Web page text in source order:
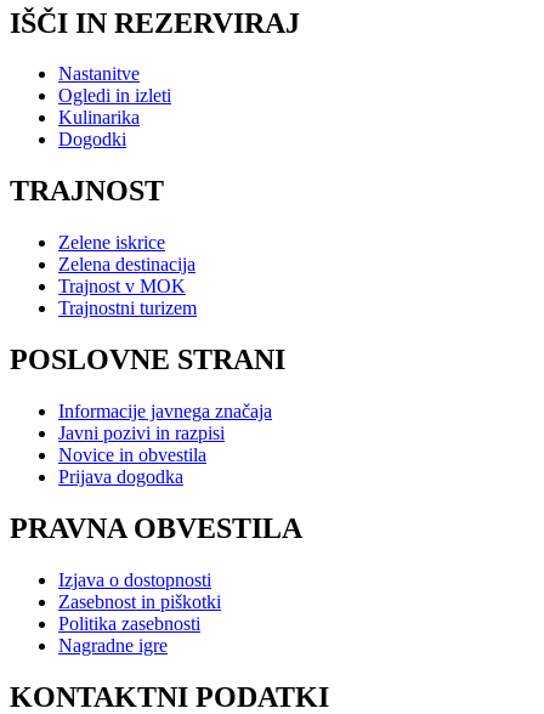
IŠČI IN REZERVIRAJ
Nastanitve
Ogledi in izleti
Kulinarika
Dogodki
TRAJNOST
Zelene iskrice
Zelena destinacija
Trajnost v MOK
Trajnostni turizem
POSLOVNE STRANI
Informacije javnega značaja
Javni pozivi in razpisi
Novice in obvestila
Prijava dogodka
PRAVNA OBVESTILA
Izjava o dostopnosti
Zasebnost in piškotki
Politika zasebnosti
Nagradne igre
KONTAKTNI PODATKI